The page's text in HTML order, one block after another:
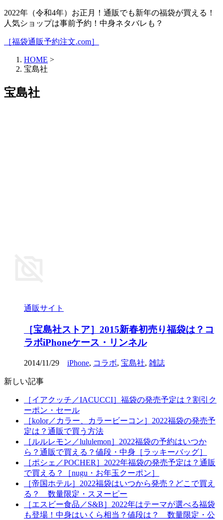
2022年（令和4年）お正月！通販でも新年の福袋が買える！
人気ショップは事前予約！中身ネタバレも？
［福袋通販予約注文.com］
HOME >
宝島社
宝島社
通販サイト
［宝島社ストア］2015新春初売り福袋は？コ
ラボiPhoneケース・リンネル
2014/11/29 iPhone, コラボ, 宝島社, 雑誌
新しい記事
［イアクッチ／IACUCCI］福袋の発売予定は？割引ク
ーポン・セール
［kolor／カラー、カラービーコン］2022福袋の発売予
定は？通販で買う方法
［ルルレモン／lululemon］2022福袋の予約はいつか
ら？通販で買える？値段・中身［ラッキーバッグ］
［ポシェ／POCHER］2022年福袋の発売予定は？通販
で買える？［nugu・お年玉クーポン］
［帝国ホテル］2022福袋はいつから発売？どこで買え
る？ 数量限定・スヌーピー
［エスビー食品／S&B］2022年はテーマが選べる福袋
も登場！中身はいくら相当？値段は？ 数量限定・公